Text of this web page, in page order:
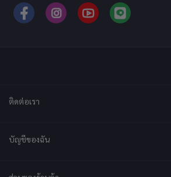
ติดต่อเรา
ที่อยู่
จังหวัดนครปฐม 73210
บัญชีของฉัน
เข้าสู่ระบบ